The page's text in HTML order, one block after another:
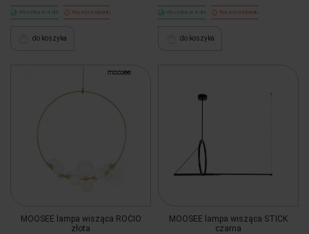
Wysyłka w 4 dni Na wyczerpaniu
do koszyka
Wysyłka w 4 dni Na wyczerpaniu
do koszyka
MOOSEE lampa wisząca ROCIO
złota
MOOSEE lampa wisząca STICK
czarna